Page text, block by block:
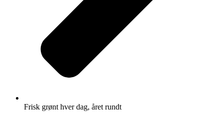
Frisk grønt hver dag, året rundt